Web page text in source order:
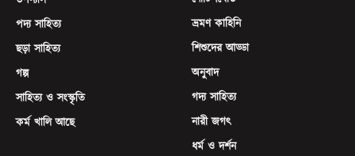
পদ্য সাহিত্য
ছড়া সাহিত্য
গল্প
সাহিত্য ও সংস্কৃতি
কর্ম খালি আছে
ভ্রমণ কাহিনি
শিশুদের আড্ডা
অনুবাদ
গদ্য সাহিত্য
নারী জগৎ
ধর্ম ও দর্শন